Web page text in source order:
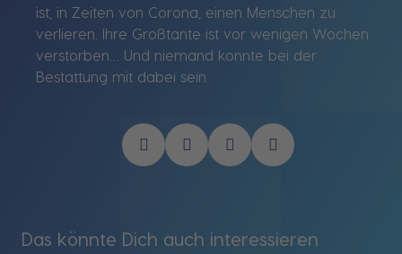
ist, in Zeiten von Corona, einen Menschen zu
verlieren. Ihre Großtante ist vor wenigen Wochen
verstorben… Und niemand konnte bei der
Bestattung mit dabei sein.
Das könnte Dich auch interessieren